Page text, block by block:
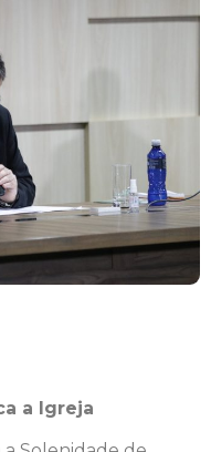
a Igreja